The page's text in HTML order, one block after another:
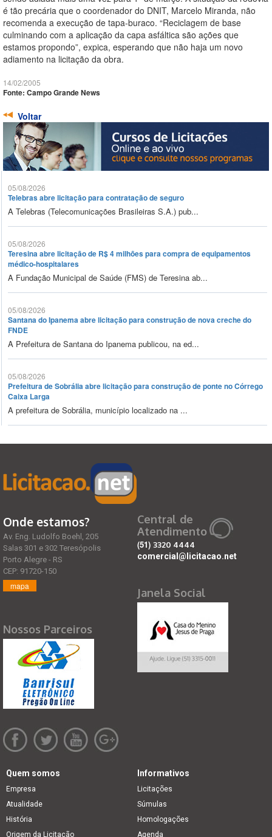
é tão precária que o coordenador do DNIT, Marcelo Miranda, não
recomenda a execução de tapa-buraco. “Reciclagem de base
culminando com a aplicação da capa asfáltica são ações que
estamos propondo”, expica, esperando que não haja um novo
adiamento na licitação da obra.
14/02/2005
Fonte: Campo Grande News
Voltar
05/08/2026
Telebras abre licitação para contratação de seguro
A Telebras (Telecomunicações Brasileiras S.A.) pub...
05/08/2026
Teresina abre licitação de R$ 4 milhões para compra de equipamentos
médico-hospitalares
A Fundação Municipal de Saúde (FMS) de Teresina ab...
05/08/2026
Santana do Ipanema abre licitação para construção de nova creche do
FNDE
A Prefeitura de Santana do Ipanema publicou, na ed...
05/08/2026
Prefeitura de Sobrália abre licitação para construção de ponte no Córrego
Caixa Larga
A prefeitura de Sobrália, município localizado na ...
Onde estamos?
Av. Eng. Ludolfo Boehl, 205
Salas 301 e 302 Teresópolis
Porto Alegre - RS
CEP: 91720-150
mapa
Nossos Parceiros
Central de
Atendimento
(51) 3320 4444
comercial@licitacao.net
Janela Social
Quem somos
Empresa
Atualidade
História
Origem da Licitação
Informativos
Licitações
Súmulas
Homologações
Agenda